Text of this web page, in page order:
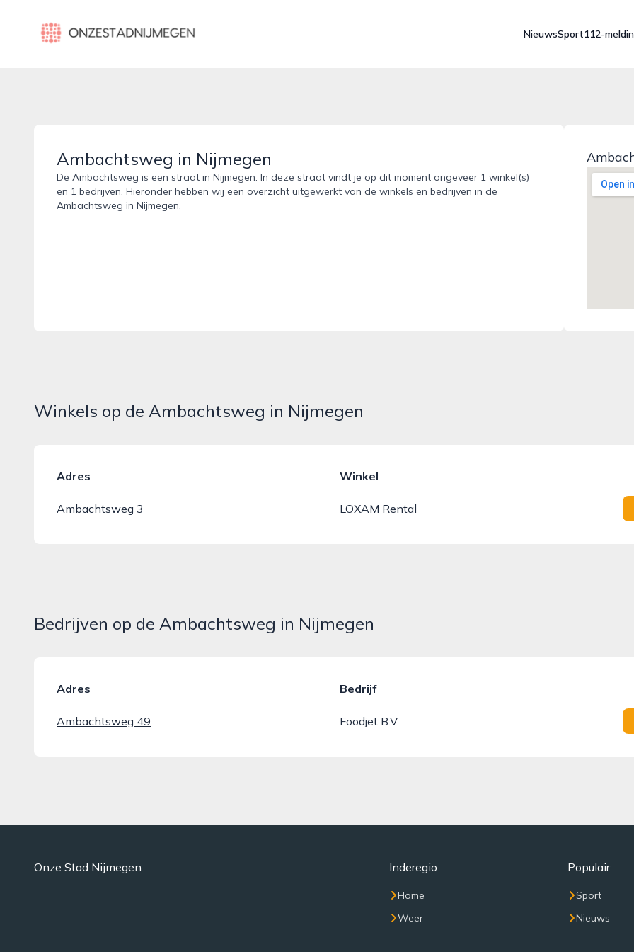
onzestadnijmegen.nl
NieuwsSport112-
Ambachtsweg in Nijmegen
De Ambachtsweg is een straat in Nijmegen. In deze straat vindt je op dit moment ongeveer 1 winkel(s)
en 1 bedrijven. Hieronder hebben wij een overzicht uitgewerkt van de winkels en bedrijven in de
Ambachtsweg in Nijmegen.
Winkels op de Ambachtsweg in Nijmegen
Adres Winkel
Ambachtsweg 3 LOXAM Rental
Bedrijven op de Ambachtsweg in Nijmegen
Adres Bedrijf
Ambachtsweg 49 Foodjet B.V.
Onze Stad Nijmegen Inderegio
Home
Weer
Populair
Sport
Nieuws